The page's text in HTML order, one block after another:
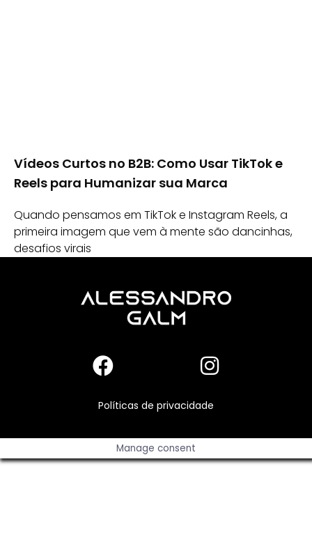
Vídeos Curtos no B2B: Como Usar TikTok e
Reels para Humanizar sua Marca
Quando pensamos em TikTok e Instagram Reels, a
primeira imagem que vem à mente são dancinhas,
desafios virais
Políticas de privacidade
Manage consent